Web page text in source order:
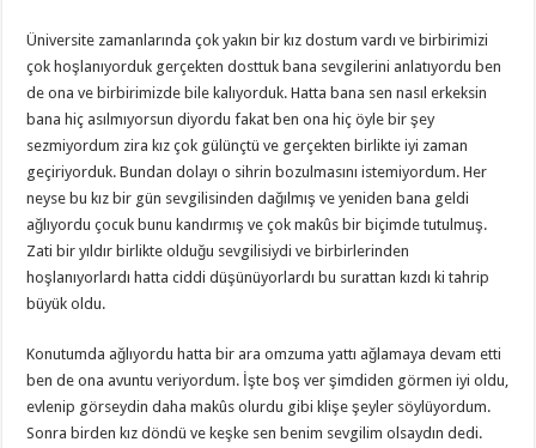
Üniversite zamanlarında çok yakın bir kız dostum vardı ve birbirimizi
çok hoşlanıyorduk gerçekten dosttuk bana sevgilerini anlatıyordu ben
de ona ve birbirimizde bile kalıyorduk. Hatta bana sen nasıl erkeksin
bana hiç asılmıyorsun diyordu fakat ben ona hiç öyle bir şey
sezmiyordum zira kız çok gülünçtü ve gerçekten birlikte iyi zaman
geçiriyorduk. Bundan dolayı o sihrin bozulmasını istemiyordum. Her
neyse bu kız bir gün sevgilisinden dağılmış ve yeniden bana geldi
ağlıyordu çocuk bunu kandırmış ve çok makûs bir biçimde tutulmuş.
Zati bir yıldır birlikte olduğu sevgilisiydi ve birbirlerinden
hoşlanıyorlardı hatta ciddi düşünüyorlardı bu surattan kızdı ki tahrip
büyük oldu.
Konutumda ağlıyordu hatta bir ara omzuma yattı ağlamaya devam etti
ben de ona avuntu veriyordum. İşte boş ver şimdiden görmen iyi oldu,
evlenip görseydin daha makûs olurdu gibi klişe şeyler söylüyordum.
Sonra birden kız döndü ve keşke sen benim sevgilim olsaydın dedi.